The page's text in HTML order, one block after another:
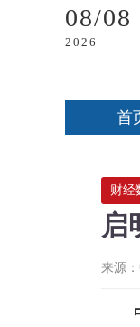
08/08
2026
首
财经
启
来源